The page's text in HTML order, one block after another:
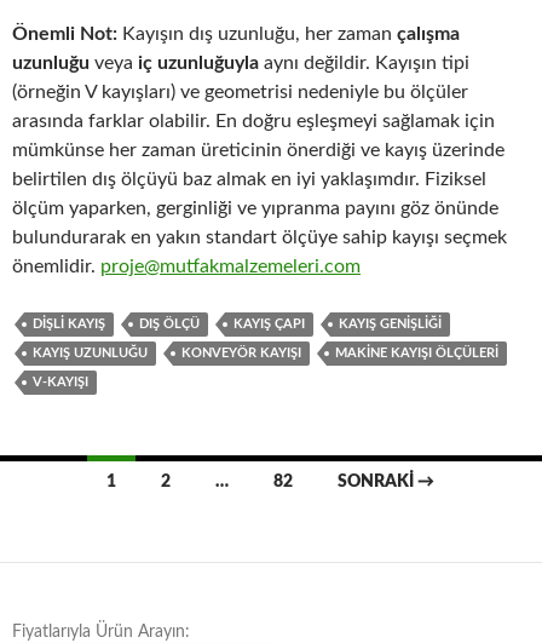
Önemli Not: Kayışın dış uzunluğu, her zaman çalışma
uzunluğu veya iç uzunluğuyla aynı değildir. Kayışın tipi
(örneğin V kayışları) ve geometrisi nedeniyle bu ölçüler
arasında farklar olabilir. En doğru eşleşmeyi sağlamak için
mümkünse her zaman üreticinin önerdiği ve kayış üzerinde
belirtilen dış ölçüyü baz almak en iyi yaklaşımdır. Fiziksel
ölçüm yaparken, gerginliği ve yıpranma payını göz önünde
bulundurarak en yakın standart ölçüye sahip kayışı seçmek
önemlidir. proje@mutfakmalzemeleri.com
DIŞLI KAYIŞ DIŞ ÖLÇÜ KAYIŞ ÇAPI KAYIŞ GENIŞLIĞI
KAYIŞ UZUNLUĞU KONVEYÖR KAYIŞI MAKINE KAYIŞI ÖLÇÜLERI
V-KAYIŞI
1 2 … 82 SONRAKI →
Fiyatlarıyla Ürün Arayın: